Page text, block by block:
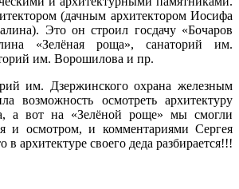
(дачным архитектором Иосифа
Это он строил госдачу «Бочаров
«Зелёная роща», санаторий им.
им. Ворошилова и пр.
им. Дзержинского охрана железным
возможность осмотреть архитектуру
а вот на «Зелёной роще» мы смогли
и осмотром, и комментариями Сергея
архитектуре своего деда разбирается!!!